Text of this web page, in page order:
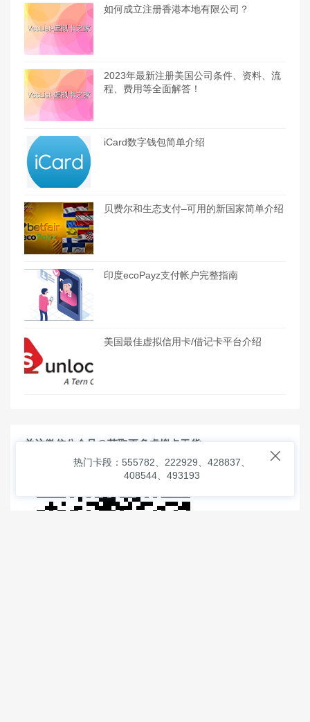
如何成立注册香港本地有限公司？
2023年最新注册美国公司条件、资料、流
程、费用等全面解答！
iCard数字钱包简单介绍
贝费尔和生态支付–可用的新国家简单介绍
印度ecoPayz支付帐户完整指南
美国最佳虚拟信用卡/借记卡平台介绍
关注微信公众号@获取更多虚拟卡干货

热门卡段：555782、222929、428837、
408544、493193